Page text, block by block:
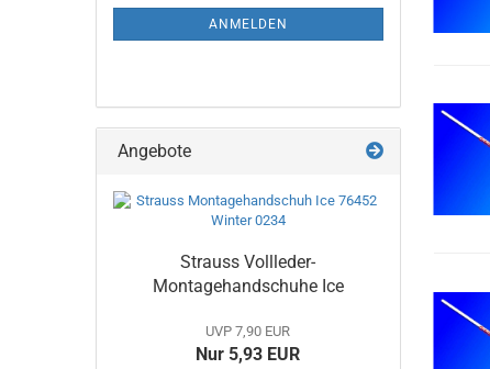
ANMELDEN
Angebote
Strauss Vollleder-
Montagehandschuhe Ice
UVP 7,90 EUR
Nur 5,93 EUR